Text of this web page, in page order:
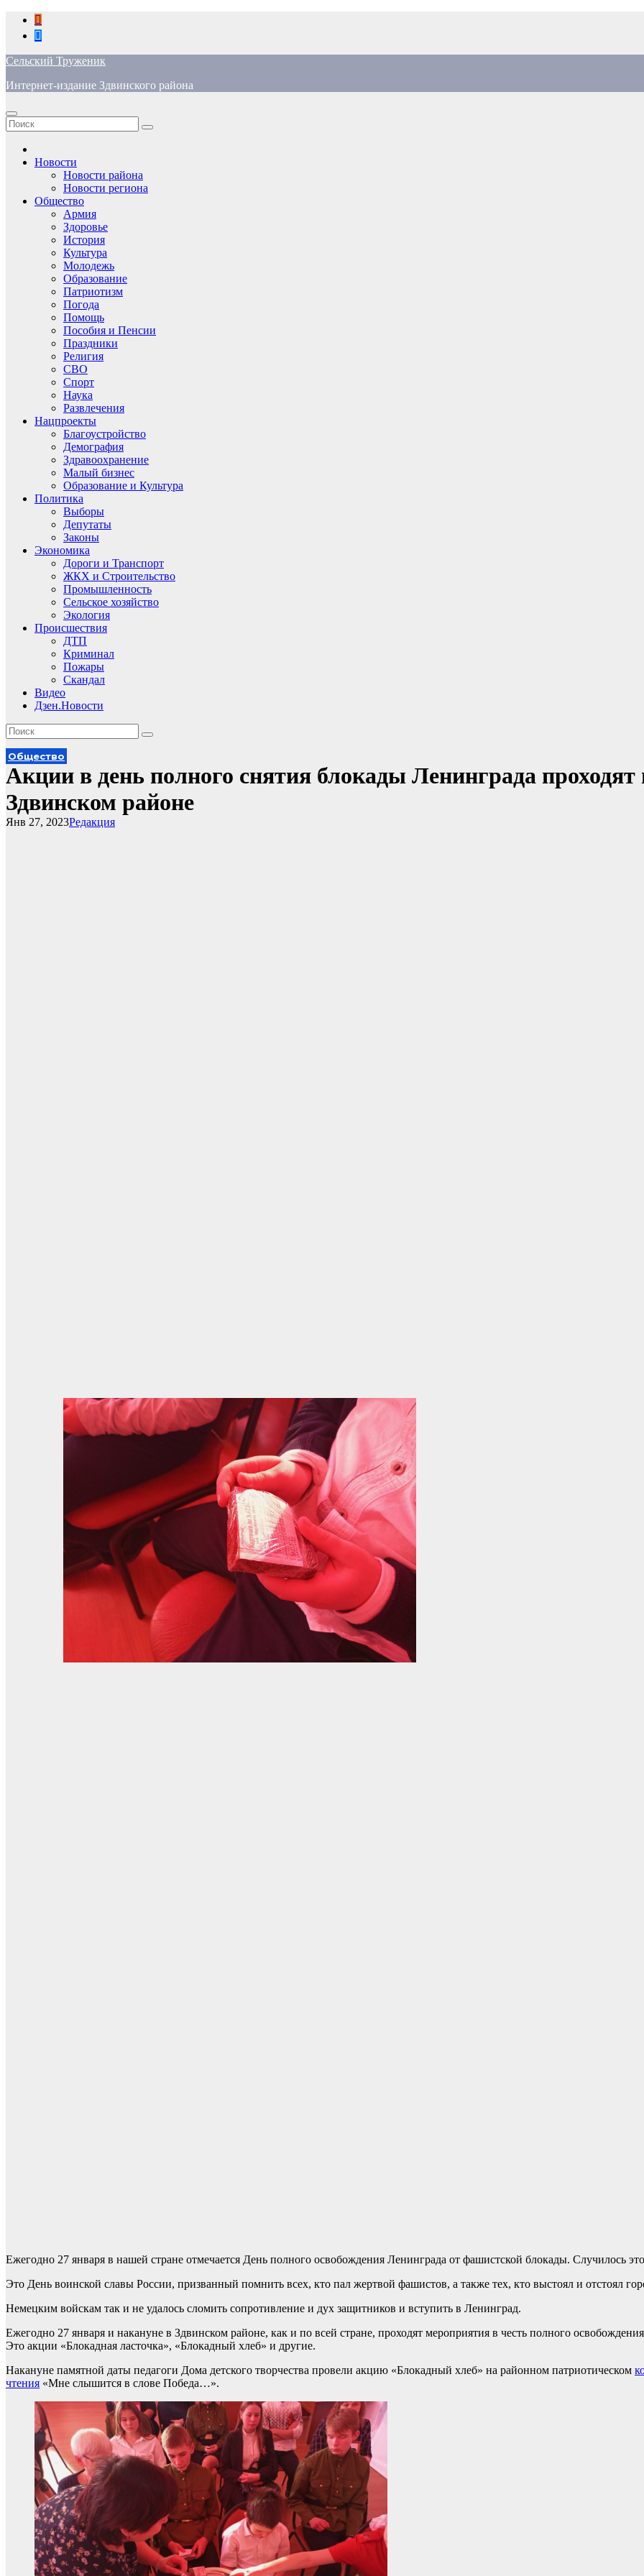
Перейти
содержимому
Сельский Труженик
Интернет-издание Здвинского района
Новости
Новости района
Новости региона
Общество
Армия
Здоровье
История
Культура
Молодежь
Образование
Патриотизм
Погода
Помощь
Пособия и Пенсии
Праздники
Религия
СВО
Спорт
Наука
Развлечения
Нацпроекты
Благоустройство
Демография
Здравоохранение
Малый бизнес
Образование и Культура
Политика
Выборы
Депутаты
Законы
Экономика
Дороги и Транспорт
ЖКХ и Строительство
Промышленность
Сельское хозяйство
Экология
Происшествия
ДТП
Криминал
Пожары
Скандал
Видео
Дзен.Новости
Общество
Акции в день полного снятия блокады Ленинграда проходят
Здвинском районе
Редакция
Янв 27, 2023
Ежегодно 27 января в нашей стране отмечается День полного освобождения Ленинграда от фашистской блокады. Случилось
Это День воинской славы России, призванный помнить всех, кто пал жертвой фашистов, а также тех, кто выстоял и отстоял
Немецким войскам так и не удалось сломить сопротивление и дух защитников и вступить в Ленинград.
Ежегодно 27 января и накануне в Здвинском районе, как и по всей стране, проходят мероприятия в честь полного
Это акции «Блокадная ласточка», «Блокадный хлеб» и другие.
Накануне памятной даты педагоги Дома детского творчества провели акцию «Блокадный хлеб» на районном патриотическом
чтения «Мне слышится в слове Победа…».